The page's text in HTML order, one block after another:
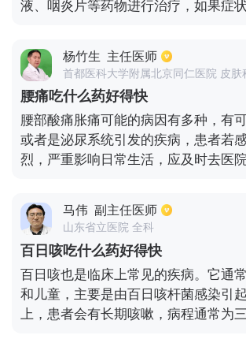
治疗期间也要远离咖啡、酒这些刺激
液、咽炎片等药物进行治疗，如果症
是也不排除以上症状，是由于患者出
或者有过敏的情况，如果服药一段时
解的话，可以尽快前往医院检查血常
果是由于过敏造成的，可以服用扑尔
疗，如果是呼吸道感染，则可以服用
素进行治疗。
杨竹生 主任医师
首都医科大学附属北京同仁医院 皮肤
腰痛吃什么药好得快
腰部酸痛胀痛可能的病因有多种，有
或者是泌尿系统引发的疾病，患者若
烈，严重影响日常生活，应及时去医
来缓解疼痛，可供选择的药物有双氯
痛灵等，此种药物可针对腰椎引发的
效缓解，除此之外也可依照医嘱适当
药品，如追风透骨丸，天麻丸，腰痛
以热敷、针灸等保守治疗的方法配合
马伟 副主任医师
山东省立医院 全科
百日咳吃什么药好得快
百日咳也是临床上常见的疾病。它通
和儿童，主要是由百日咳杆菌感染引
上，患者会有长期咳嗽，病程通常为